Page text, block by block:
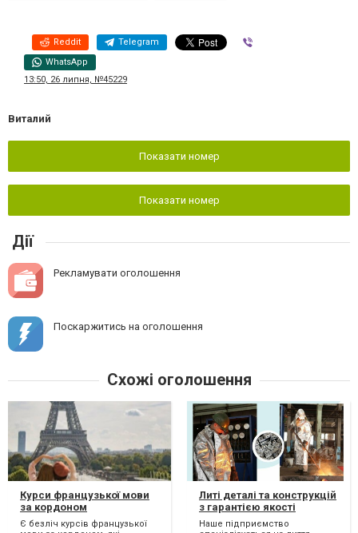
Reddit Telegram
WhatsApp
13:50, 26 липня, №45229
Виталий
Показати номер
Показати номер
Дії
Рекламувати оголошення
Поскаржитись на оголошення
Схожі оголошення
Курси французької мови
за кордоном
Є безліч курсів французької
Литі деталі та конструкцій
з гарантією якості
Наше підприємство